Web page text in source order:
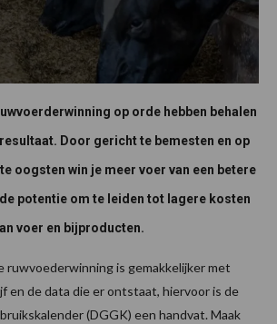
op orde hebben behalen
Door gericht te bemesten en op
oogsten win je meer voer van een betere
potentie om te leiden tot lagere kosten
voer en bijproducten.
ruwvoederwinning is gemakkelijker met
en de data die er ontstaat, hiervoor is de
(DGGK) een handvat. Maak